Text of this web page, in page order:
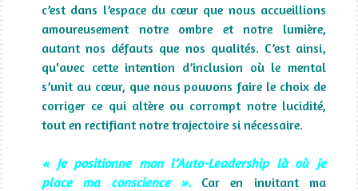
c’est dans l’espace du cœur que nous accueillions
amoureusement notre ombre et notre lumière,
autant nos défauts que nos qualités. C’est ainsi,
qu'avec cette intention d’inclusion où le mental
s’unit au cœur, que nous pouvons faire le choix de
corriger ce qui altère ou corrompt notre lucidité,
tout en rectifiant notre trajectoire si nécessaire.
« Je positionne mon l’Auto-Leadership là où je
place ma conscience ».
Car en invitant ma